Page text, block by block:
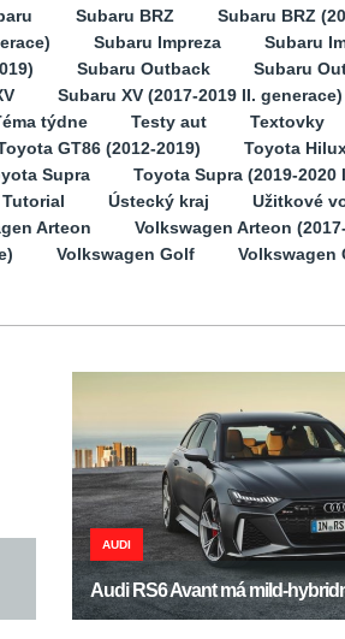
Subaru BRZ Subaru BRZ
Subaru Impreza
Subaru
Subaru Outback
Subaru
Subaru XV (2017-2019 II. generace)
týdne Testy aut Textovky
GT86 (2012-2019) Toyota
Supra Toyota Supra (2019-2020
Tutorial Ústecký kraj Užitkové
Arteon Volkswagen Arteon
Volkswagen Golf
Volkswagen
AUDI
Audi RS6 Avant má mild-